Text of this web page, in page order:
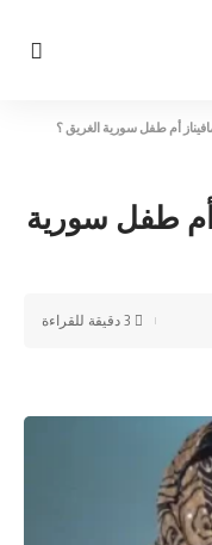
أم طفل سورية الغريق ؟
أم طفل سورية
3 دقيقة للقراءة